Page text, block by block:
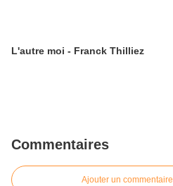
L'autre moi - Franck Thilliez
Commentaires
Ajouter un commentaire